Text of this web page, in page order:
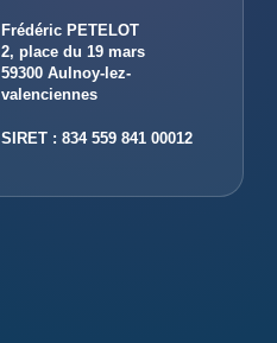
Frédéric PETELOT
2, place du 19 mars
59300 Aulnoy-lez-
valenciennes
SIRET : 834 559 841 00012